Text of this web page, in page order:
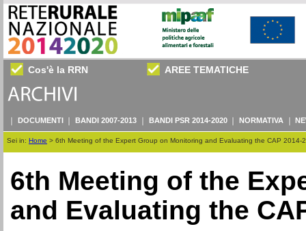
Cos'è la RRN AREE TEMATICHE
DOCUMENTI BANDI 2007-2013 BANDI PSR 2014-2020 NORMATIVA
Sei in: Home > 6th Meeting of the Expert Group on Monitoring and Evaluating the CAP 2014-
6th Meeting of the
and Evaluating the